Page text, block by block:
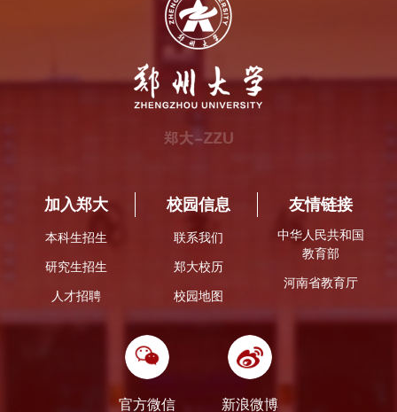
加入郑大
本科生招生
研究生招生
人才招聘
校园信息
联系我们
郑大校历
校园地图
友情链接
中华人民共和国
教育部
河南省教育厅
官方微信 新浪微博